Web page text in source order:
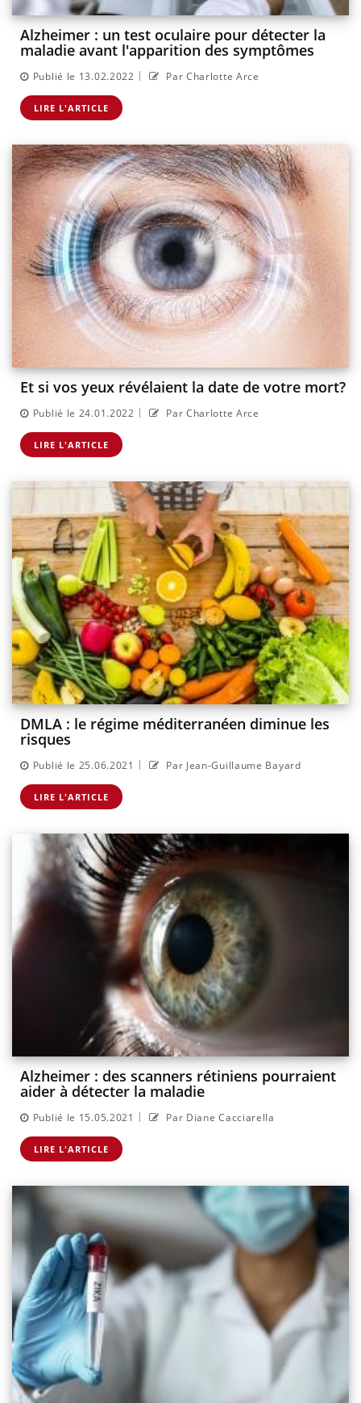
Alzheimer : un test oculaire pour détecter la
maladie avant l'apparition des symptômes
Publié le 13.02.2022 | Par Charlotte Arce
LIRE L'ARTICLE
Et si vos yeux révélaient la date de votre mort?
Publié le 24.01.2022 | Par Charlotte Arce
LIRE L'ARTICLE
DMLA : le régime méditerranéen diminue les
risques
Publié le 25.06.2021 | Par Jean-Guillaume Bayard
LIRE L'ARTICLE
Alzheimer : des scanners rétiniens pourraient
aider à détecter la maladie
Publié le 15.05.2021 | Par Diane Cacciarella
LIRE L'ARTICLE